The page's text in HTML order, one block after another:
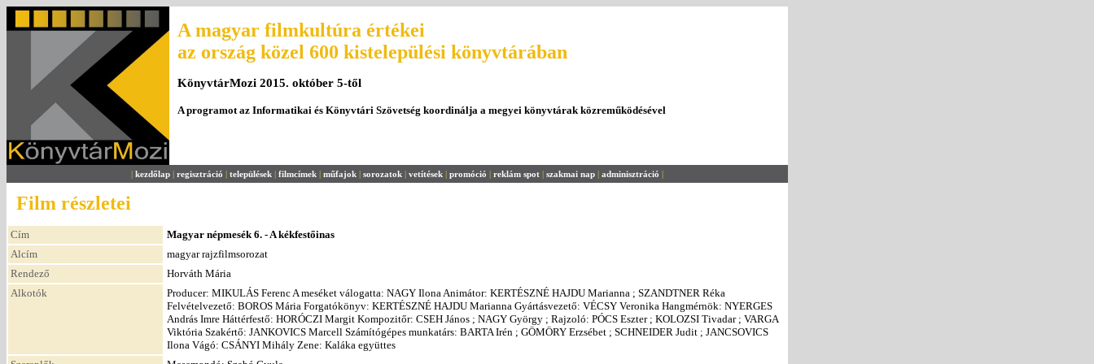
A magyar filmkultúra értékei
az ország közel 600 kistelepülési könyvtárában
KönyvtárMozi 2015. október 5-től
A programot az Informatikai és Könyvtári Szövetség koordinálja a megyei könyvtárak közreműködésével
| kezdőlap | regisztráció | települések | filmcímek | műfajok | sorozatok | vetítések | promóció | reklám spot | szakmai nap | adminisztráció |
Film részletei
Cím
Magyar népmesék 6. - A kékfestőinas
Alcím
magyar rajzfilmsorozat
Rendező
Horváth Mária
Alkotók
Producer: MIKULÁS Ferenc A meséket válogatta: NAGY Ilona Animátor: KERTÉSZNÉ HAJDU Marianna ; SZANDTNER Réka
Felvételvezető: BOROS Mária Forgatókönyv: KERTÉSZNÉ HAJDU Marianna Gyártásvezető: VÉCSY Veronika Hangmérnök: NYERGES
András Imre Háttérfestő: HORÓCZI Margit Kompozitőr: CSEH János ; NAGY György ; Rajzoló: PÓCS Eszter ; KOLOZSI Tivadar ; VARGA
Viktória Szakértő: JANKOVICS Marcell Számítógépes munkatárs: BARTA Irén ; GÖMÖRY Erzsébet ; SCHNEIDER Judit ; JANCSOVICS
Ilona Vágó: CSÁNYI Mihály Zene: Kaláka együttes